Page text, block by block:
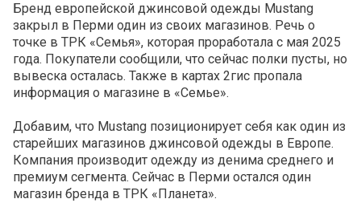
Бренд европейской джинсовой одежды Mustang
закрыл в Перми один из своих магазинов. Речь о
точке в ТРК «Семья», которая проработала с мая 2025
года. Покупатели сообщили, что сейчас полки пусты, но
вывеска осталась. Также в картах 2гис пропала
информация о магазине в «Семье».
Добавим, что Mustang позиционирует себя как один из
старейших магазинов джинсовой одежды в Европе.
Компания производит одежду из денима среднего и
премиум сегмента. Сейчас в Перми остался один
магазин бренда в ТРК «Планета».